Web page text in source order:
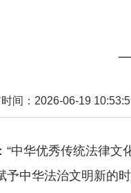
间：2026-06-19
“中华优秀传统法律
予中华法治文明新的